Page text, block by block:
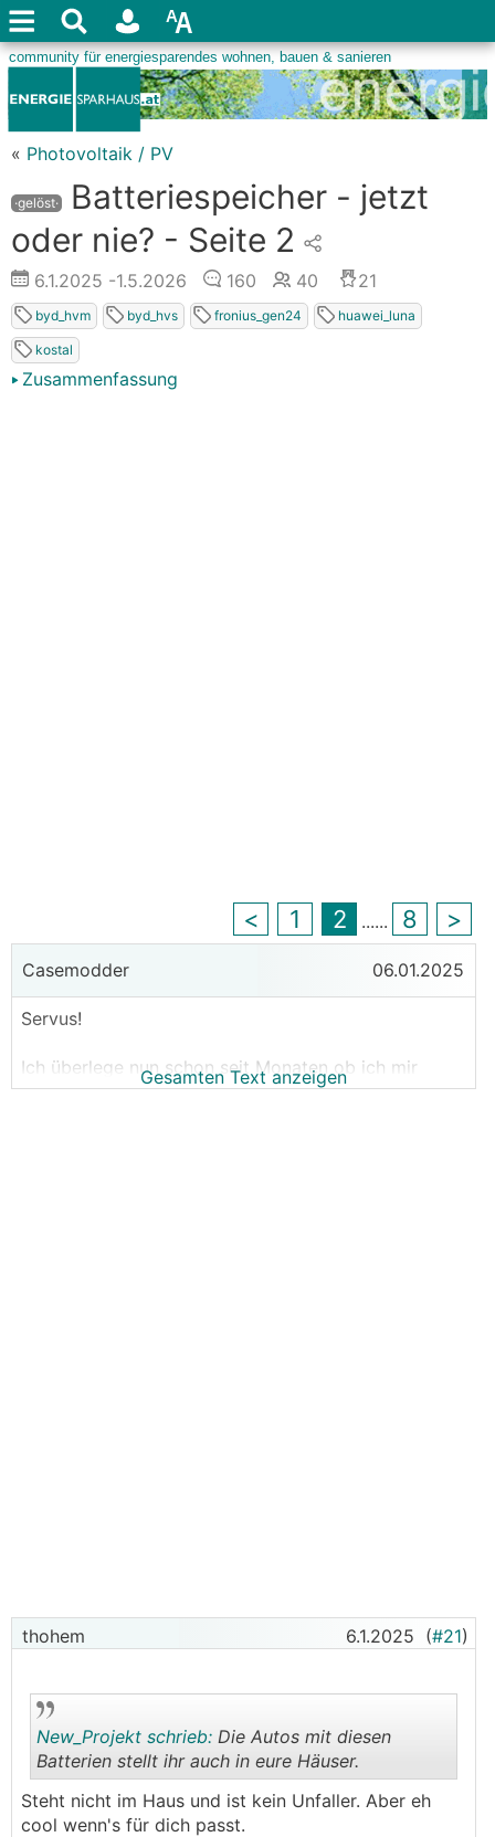
« Photovoltaik / PV
·gelöst·
Batteriespeicher - jetzt
oder nie? - Seite 2
6.1.2025 -1.5.2026 160 40 21
byd_hvm byd_hvs fronius_gen24 huawei_luna
kostal
Zusammenfassung
< 1 2 ...... 8 >
Casemodder 06.01.2025
Servus!
Ich überlege nun schon seit Monaten ob ich mir
einen Speicher anschaffen soll. SpeicherfähigenWR
2. Netzkosten sind gestiegen und werden wohl noch
3. Speicherkosten sind interessant (7300€ netto für
22kWh) und sinken weiterhin
PV Anlagen:
Gesamten Text anzeigen
thohem 6.1.2025 (#21)
..
New_Projekt schrieb: Die Autos mit diesen
Batterien stellt ihr auch in eure Häuser.
Steht nicht im Haus und ist kein Unfaller. Aber eh
cool wenn's für dich passt.